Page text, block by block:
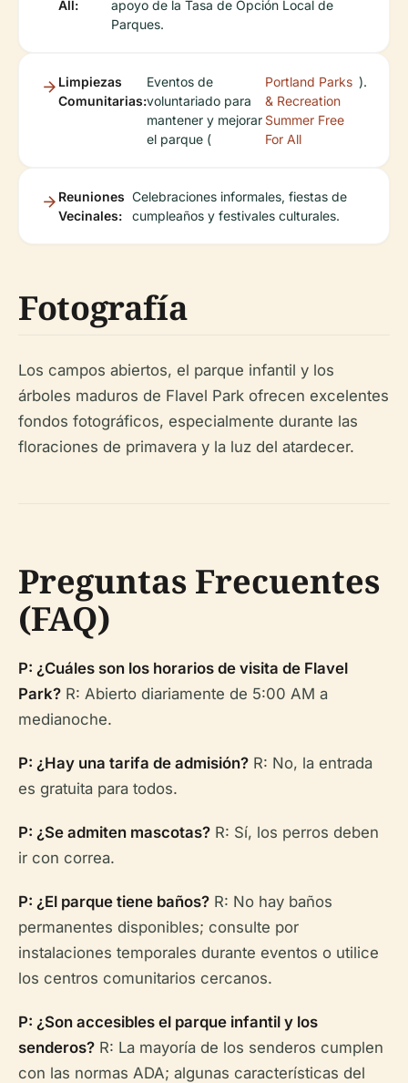
All:
apoyo de la Tasa de Opción Local de
Parques.
Limpiezas
Comunitarias:
Eventos de
voluntariado para
mantener y mejorar
el parque (
Portland Parks
& Recreation
Summer Free
For All
).
Reuniones
Vecinales:
Celebraciones informales, fiestas de
cumpleaños y festivales culturales.
Fotografía
Los campos abiertos, el parque infantil y los
árboles maduros de Flavel Park ofrecen excelentes
fondos fotográficos, especialmente durante las
floraciones de primavera y la luz del atardecer.
Preguntas Frecuentes
(FAQ)
P: ¿Cuáles son los horarios de visita de Flavel
Park? R: Abierto diariamente de 5:00 AM a
medianoche.
P: ¿Hay una tarifa de admisión? R: No, la entrada
es gratuita para todos.
P: ¿Se admiten mascotas? R: Sí, los perros deben
ir con correa.
P: ¿El parque tiene baños? R: No hay baños
permanentes disponibles; consulte por
instalaciones temporales durante eventos o utilice
los centros comunitarios cercanos.
P: ¿Son accesibles el parque infantil y los
senderos? R: La mayoría de los senderos cumplen
con las normas ADA; algunas características del